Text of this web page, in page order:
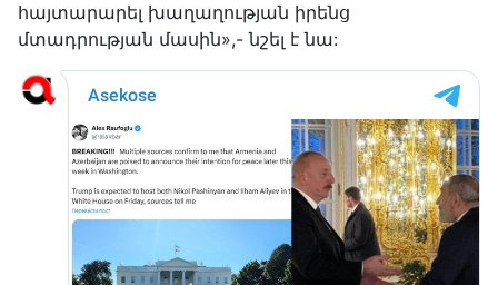
հայտարարել խաղաղության իրենց
մտադրության մասին»,- նշել է նա: